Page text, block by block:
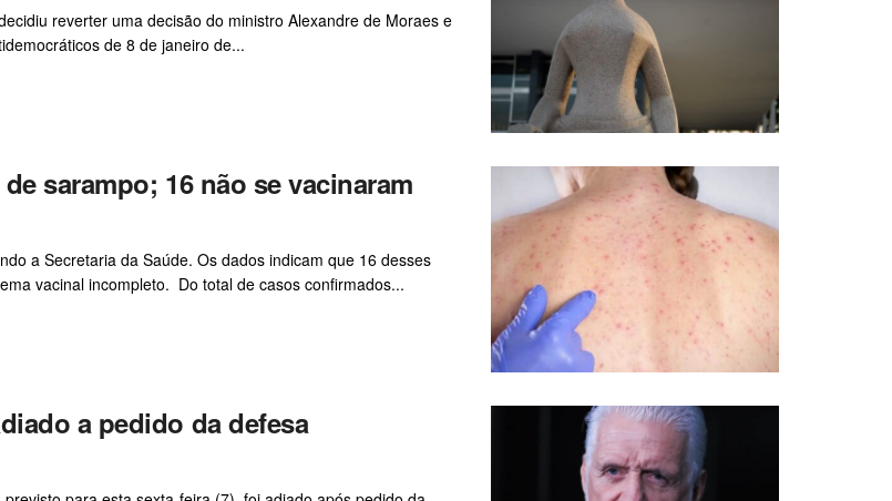
reverter uma decisão do ministro Alexandre de Moraes e
de 8 de janeiro de...
sarampo; 16 não se vacinaram
a Secretaria da Saúde. Os dados indicam que 16 desses
vacinal incompleto. Do total de casos confirmados...
a pedido da defesa